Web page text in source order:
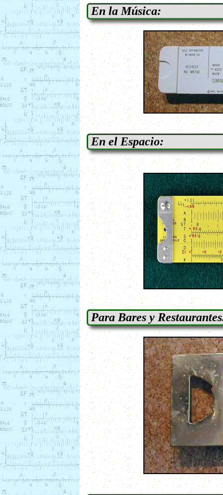
En la Música:
En el Espacio:
Para Bares y